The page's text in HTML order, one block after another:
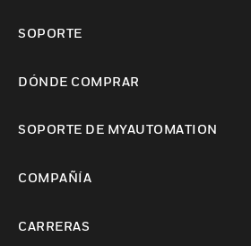
SOPORTE
DÓNDE COMPRAR
SOPORTE DE MYAUTOMATION
COMPAÑÍA
CARRERAS